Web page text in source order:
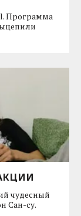
Программа
чудесный
Сан-су.